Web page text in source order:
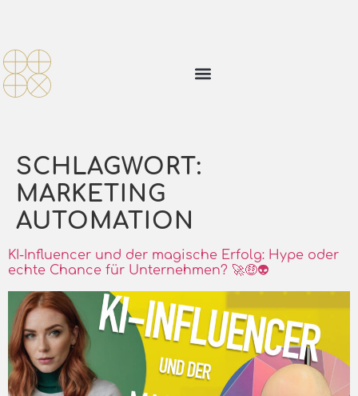
SCHLAGWORT:
MARKETING
AUTOMATION
KI-Influencer und der magische Erfolg: Hype oder
echte Chance für Unternehmen? 🚀🤑👽